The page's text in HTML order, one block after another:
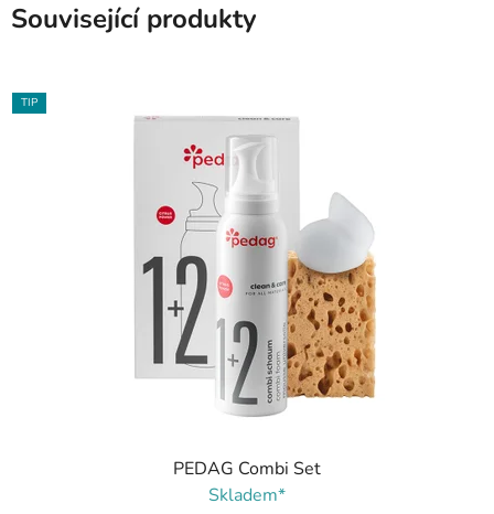
Související produkty
TIP
PEDAG Combi Set
Skladem*